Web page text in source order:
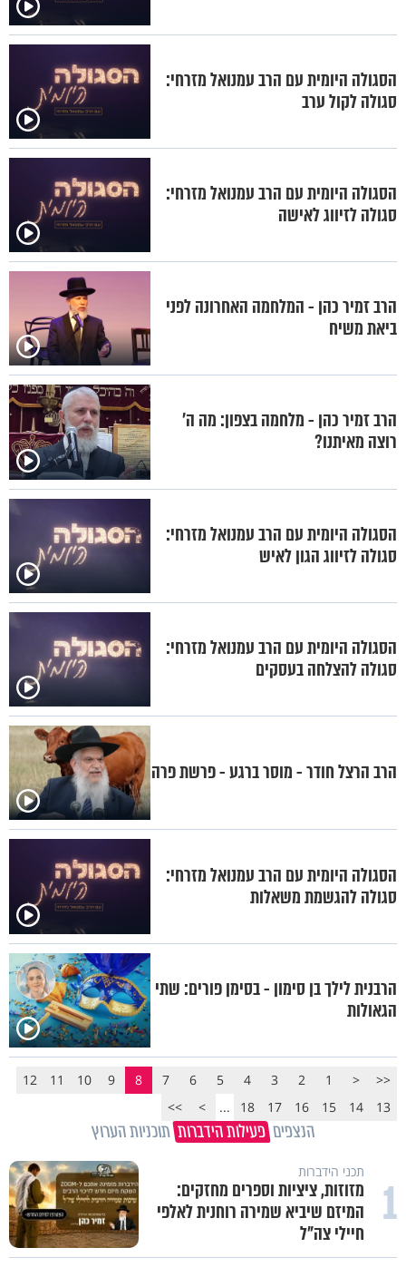
הסגולה היומית עם הרב עמנואל מזרחי:
סגולה לקול ערב
הסגולה היומית עם הרב עמנואל מזרחי:
סגולה לזיווג לאישה
הרב זמיר כהן - המלחמה האחרונה לפני
ביאת משיח
הרב זמיר כהן - מלחמה בצפון: מה ה'
רוצה מאיתנו?
הסגולה היומית עם הרב עמנואל מזרחי:
סגולה לזיווג הגון לאיש
הסגולה היומית עם הרב עמנואל מזרחי:
סגולה להצלחה בעסקים
הרב הרצל חודר - מוסר ברגע - פרשת פרה
הסגולה היומית עם הרב עמנואל מזרחי:
סגולה להגשמת משאלות
הרבנית לילך בן סימון - בסימן פורים: שתי
הגאולות
<<
<
1
2
3
4
5
6
7
8
9
10
11
12
13
14
15
16
17
18
...
>
>>
הנצפים פעילות הידברות תוכניות הערוץ
1 תכני הידברות
מזוזות, ציציות וספרים מחזקים:
המיזם שיביא שמירה רוחנית לאלפי
חיילי צה"ל